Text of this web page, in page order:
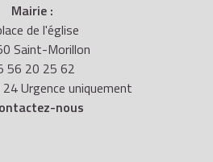
Mairie :
de l'église
Saint-Morillon
56 20 25 62
Urgence uniquement
nous